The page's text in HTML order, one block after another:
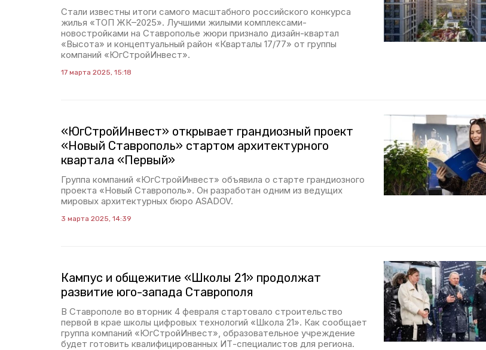
Стали известны итоги самого масштабного российского конкурса
жилья «ТОП ЖК–2025». Лучшими жилыми комплексами-
новостройками на Ставрополье жюри признало дизайн-квартал
«Высота» и концептуальный район «Кварталы 17/77» от группы
компаний «ЮгСтройИнвест».
17 марта 2025, 15:18
«ЮгСтройИнвест» открывает грандиозный проект
«Новый Ставрополь» стартом архитектурного
квартала «Первый»
Группа компаний «ЮгСтройИнвест» объявила о старте грандиозного
проекта «Новый Ставрополь». Он разработан одним из ведущих
мировых архитектурных бюро ASADOV.
3 марта 2025, 14:39
Кампус и общежитие «Школы 21» продолжат
развитие юго-запада Ставрополя
В Ставрополе во вторник 4 февраля стартовало строительство
первой в крае школы цифровых технологий «Школа 21». Как сообщает
группа компаний «ЮгСтройИнвест», образовательное учреждение
будет готовить квалифицированных ИТ-специалистов для региона.